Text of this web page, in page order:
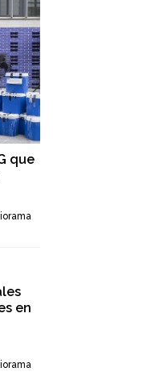
que
en